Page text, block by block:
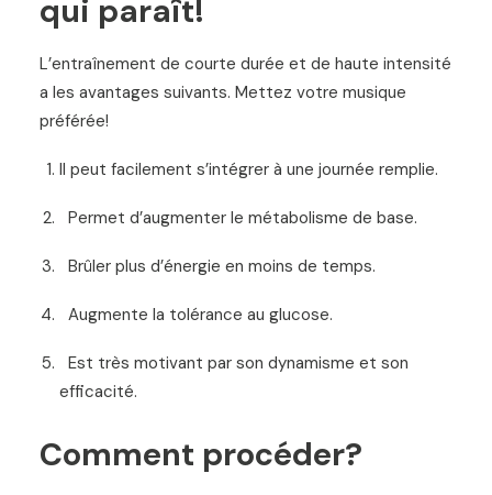
qui paraît!
L’entraînement de courte durée et de haute intensité
a les avantages suivants. Mettez votre musique
préférée!
Il peut facilement s’intégrer à une journée remplie.
Permet d’augmenter le métabolisme de base.
Brûler plus d’énergie en moins de temps.
Augmente la tolérance au glucose.
Est très motivant par son dynamisme et son
efficacité.
Comment procéder?